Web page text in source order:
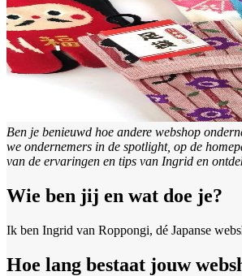
Ben je benieuwd hoe andere webshop
we ondernemers in de spotlight, op de
van de ervaringen en tips van Ingrid en
Wie ben jij en wat doe je?
Ik ben Ingrid van Roppongi, dé Japanse
Hoe lang bestaat jouw